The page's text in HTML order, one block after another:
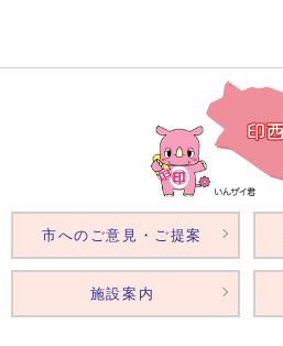
市へのご意見・ご提案
施設案内